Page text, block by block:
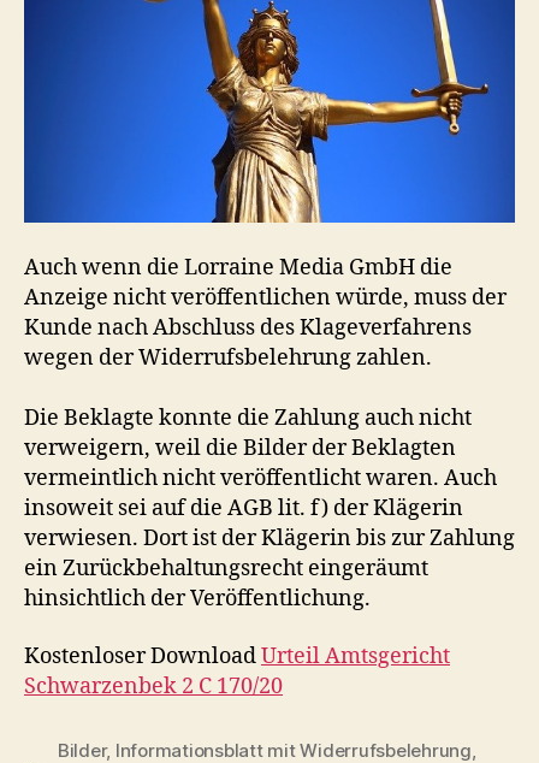
Auch wenn die Lorraine Media GmbH die
Anzeige nicht veröffentlichen würde, muss der
Kunde nach Abschluss des Klageverfahrens
wegen der Widerrufsbelehrung zahlen.
Die Beklagte konnte die Zahlung auch nicht
verweigern, weil die Bilder der Beklagten
vermeintlich nicht veröffentlicht waren. Auch
insoweit sei auf die AGB lit. f) der Klägerin
verwiesen. Dort ist der Klägerin bis zur Zahlung
ein Zurückbehaltungsrecht eingeräumt
hinsichtlich der Veröffentlichung.
Kostenloser DownloadUrteil Amtsgericht
Schwarzenbek 2 C 170/20
Bilder, Informationsblatt mit Widerrufsbelehrung